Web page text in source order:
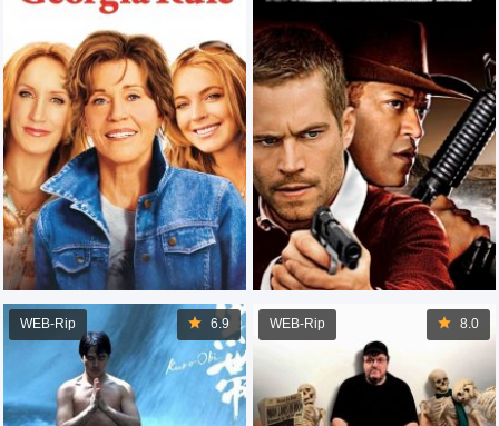
8.0
WEB-Rip
6.9
WEB-Rip